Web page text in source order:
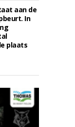
aan de
In
plaats